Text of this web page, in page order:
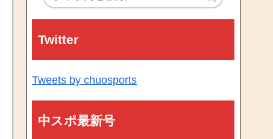
Twitter
Tweets by chuosports
中スポ最新号